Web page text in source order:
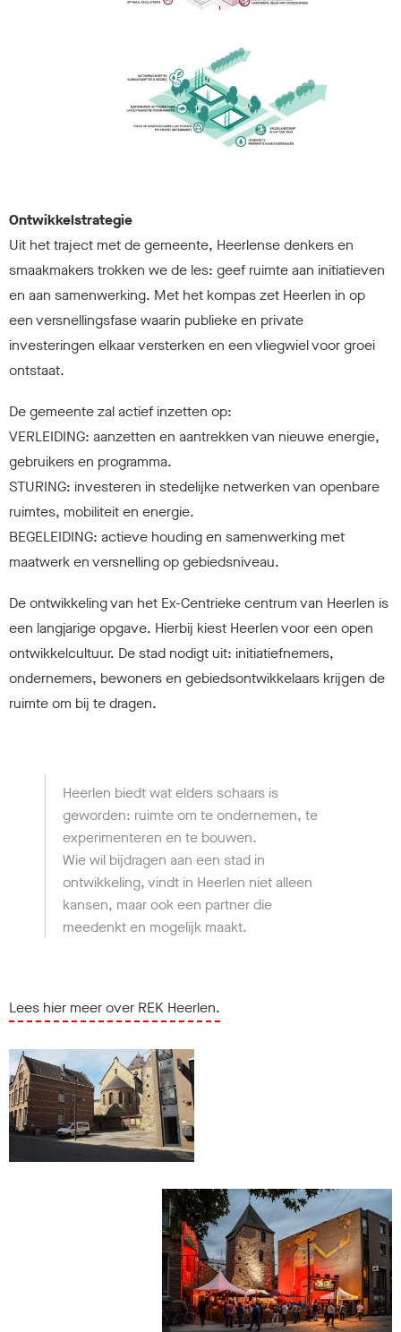
Ontwikkelstrategie
Uit het traject met de gemeente, Heerlense denkers en
smaakmakers trokken we de les: geef ruimte aan initiatieven
en aan samenwerking. Met het kompas zet Heerlen in op
een versnellingsfase waarin publieke en private
investeringen elkaar versterken en een vliegwiel voor groei
ontstaat.
De gemeente zal actief inzetten op:
VERLEIDING: aanzetten en aantrekken van nieuwe energie,
gebruikers en programma.
STURING: investeren in stedelijke netwerken van openbare
ruimtes, mobiliteit en energie.
BEGELEIDING: actieve houding en samenwerking met
maatwerk en versnelling op gebiedsniveau.
De ontwikkeling van het Ex-Centrieke centrum van Heerlen is
een langjarige opgave. Hierbij kiest Heerlen voor een open
ontwikkelcultuur. De stad nodigt uit: initiatiefnemers,
ondernemers, bewoners en gebiedsontwikkelaars krijgen de
ruimte om bij te dragen.
Heerlen biedt wat elders schaars is
geworden: ruimte om te ondernemen, te
experimenteren en te bouwen.
Wie wil bijdragen aan een stad in
ontwikkeling, vindt in Heerlen niet alleen
kansen, maar ook een partner die
meedenkt en mogelijk maakt.
Lees hier meer over REK Heerlen.